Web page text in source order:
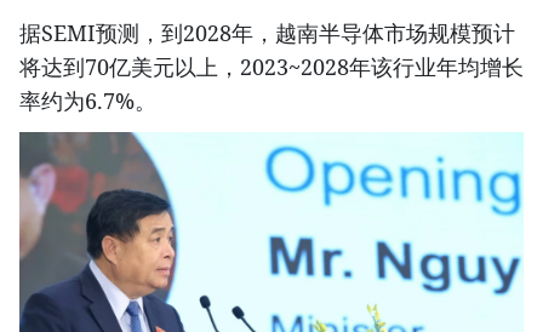
据SEMI预测，到2028年，越南半导体市场规模预计
将达到70亿美元以上，2023~2028年该行业年均增长
率约为6.7%。